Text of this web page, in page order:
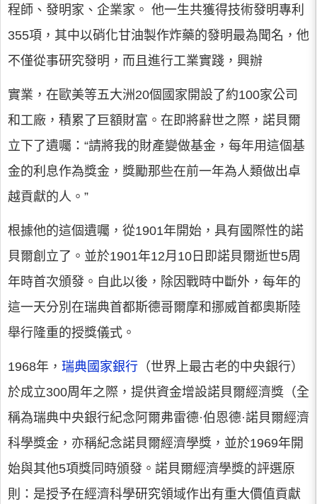
程師、發明家、企業家。 他一生共獲得技術發明專利
355項，其中以硝化甘油製作炸藥的發明最為聞名，他
不僅從事研究發明，而且進行工業實踐，興辦
實業，在歐美等五大洲20個國家開設了約100家公司
和工廠，積累了巨額財富。在即將辭世之際，諾貝爾
立下了遺囑：“請將我的財產變做基金，每年用這個基
金的利息作為獎金，獎勵那些在前一年為人類做出卓
越貢獻的人。”
根據他的這個遺囑，從1901年開始，具有國際性的諾
貝爾創立了。並於1901年12月10日即諾貝爾逝世5周
年時首次頒發。自此以後，除因戰時中斷外，每年的
這一天分別在瑞典首都斯德哥爾摩和挪威首都奧斯陸
舉行隆重的授獎儀式。
1968年， 瑞典國家銀行 （世界上最古老的中央銀行）
於成立300周年之際，提供資金增設諾貝爾經濟獎（全
稱為瑞典中央銀行紀念阿爾弗雷德·伯恩德·諾貝爾經濟
科學獎金，亦稱紀念諾貝爾經濟學獎，並於1969年開
始與其他5項獎同時頒發。諾貝爾經濟學獎的評選原
則：是授予在經濟科學研究領域作出有重大價值貢獻